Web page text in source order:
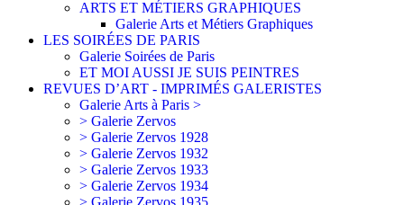
ARTS ET MÉTIERS GRAPHIQUES
Galerie Arts et Métiers Graphiques
LES SOIRÉES DE PARIS
Galerie Soirées de Paris
ET MOI AUSSI JE SUIS PEINTRES
REVUES D’ART - IMPRIMÉS GALERISTES
Galerie Arts à Paris >
> Galerie Zervos
> Galerie Zervos 1928
> Galerie Zervos 1932
> Galerie Zervos 1933
> Galerie Zervos 1934
> Galerie Zervos 1935